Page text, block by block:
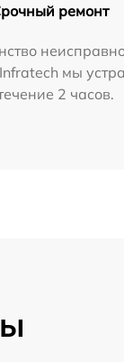
ремонт
мы
2 часов.